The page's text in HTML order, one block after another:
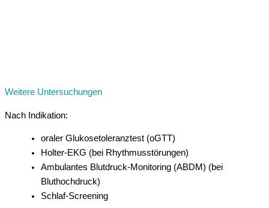
Weitere Untersuchungen
Nach Indikation:
oraler Glukosetoleranztest (oGTT)
Holter-EKG (bei Rhythmusstörungen)
Ambulantes Blutdruck-Monitoring (ABDM) (bei
Bluthochdruck)
Schlaf-Screening